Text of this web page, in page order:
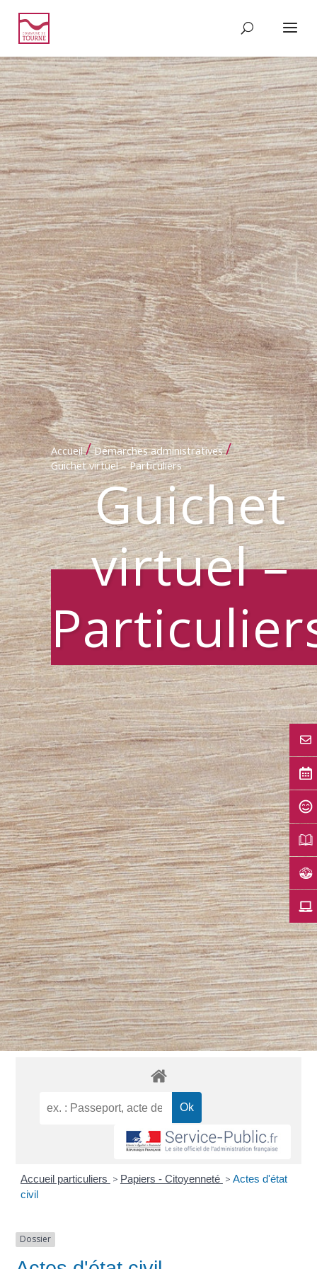
Accueil / Démarches administratives /
Guichet virtuel – Particuliers
Guichet
virtuel –
Accueil particuliers > Papiers - Citoyenneté > Actes d'état
civil
Dossier